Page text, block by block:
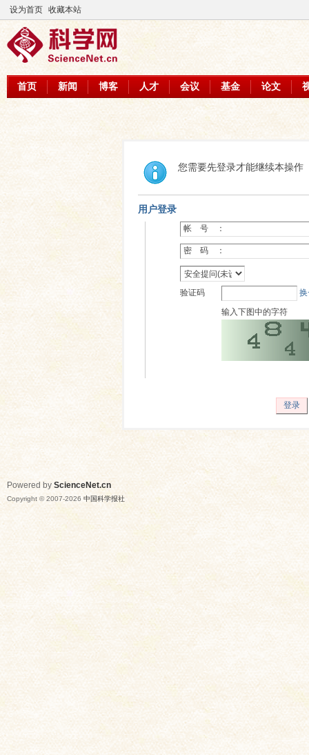
设为首页 收藏本站
首页 新闻 博客 人才 会议 基金 论文
您需要先登录才能继续本操作
用户登录
帐 号 ：
密 码 ：
验证码
输入下图中的字符
登录
Powered by ScienceNet.cn
Copyright © 2007-2026 中国科学报社